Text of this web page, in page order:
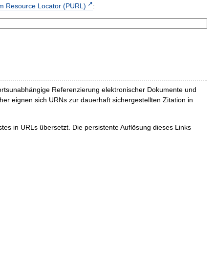
Resource Locator (PURL) :
Referenzierung elektronischer Dokumente und
eignen sich URNs zur dauerhaft sichergestellten Zitation in
in URLs übersetzt. Die persistente Auflösung dieses Links